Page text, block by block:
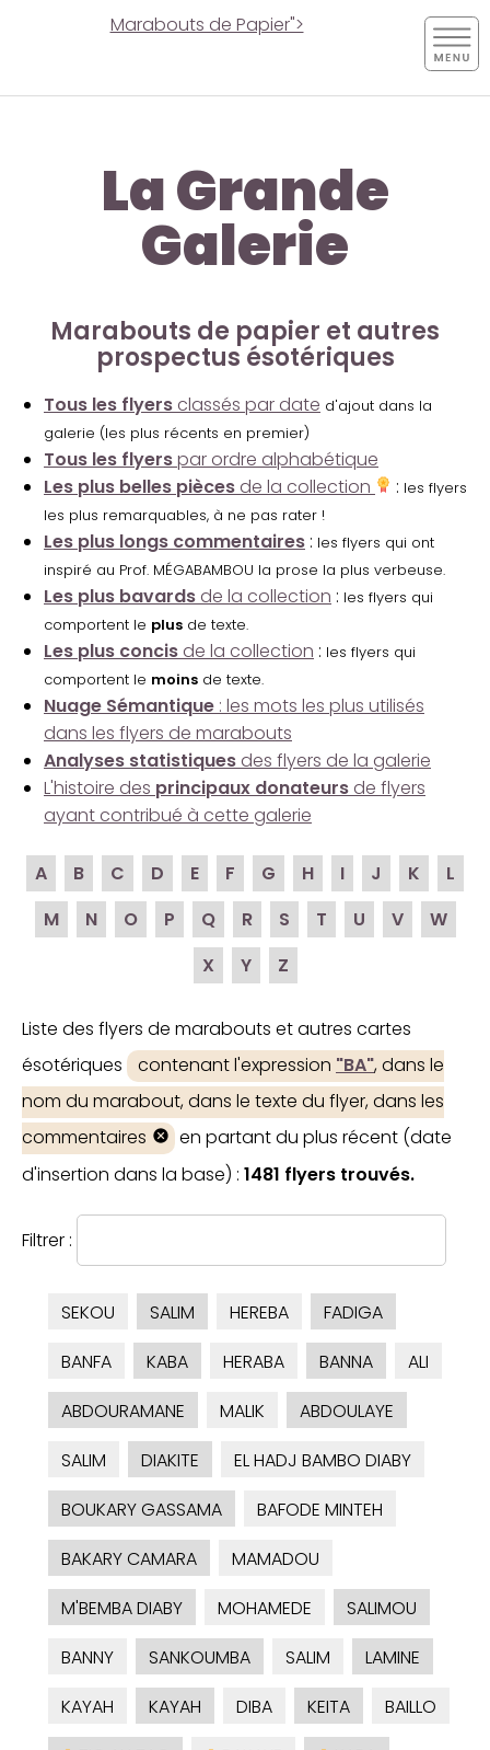
Marabouts de Papier">
La Grande
Galerie
Marabouts de papier et autres
prospectus ésotériques
Tous les flyers classés par date d'ajout dans la
galerie (les plus récents en premier)
Tous les flyerspar ordre alphabétique
Les plus belles pièces de la collection : les flyers
les plus remarquables, à ne pas rater !
Les plus longs commentaires : les flyers qui ont
inspiré au Prof. MÉGABAMBOU la prose la plus verbeuse.
Les plus bavards de la collection : les flyers qui
comportent le plus de texte.
Les plus concis de la collection : les flyers qui
comportent le moins de texte.
Nuage Sémantique : les mots les plus utilisés
dans les flyers de marabouts
Analyses statistiques des flyers de la galerie
L'histoire des principaux donateurs de flyers
ayant contribué à cette galerie
A B C D E F G H I J K
L
M
N O P Q R S T U V
W
X
Y Z
Liste des flyers de marabouts et autres cartes
ésotériques
contenant l'expression "BA", dans le
nom du marabout, dans le texte du flyer, dans les
commentaires
en partant du plus récent (date
d'insertion dans la base) : 1481 flyers trouvés.
Filtrer :
SEKOU SALIM HEREBA
FADIGA
BANFA
KABA HERABA BANNA
ALI
ABDOURAMANE
MALIK
ABDOULAYE
SALIM
DIAKITE
EL HADJ BAMBO DIABY
BOUKARY GASSAMA
BAFODE MINTEH
BAKARY CAMARA
MAMADOU
M'BEMBA DIABY
MOHAMEDE
SALIMOU
BANNY
SANKOUMBA SALIM
LAMINE
KAYAH
KAYAH DIBA KEITA
BAILLO